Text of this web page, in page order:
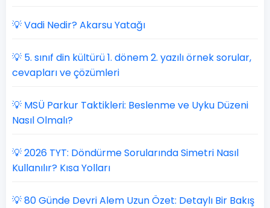
💡 Vadi Nedir? Akarsu Yatağı
💡 5. sınıf din kültürü 1. dönem 2. yazılı örnek sorular,
cevapları ve çözümleri
💡 MSÜ Parkur Taktikleri: Beslenme ve Uyku Düzeni
Nasıl Olmalı?
💡 2026 TYT: Döndürme Sorularında Simetri Nasıl
Kullanılır? Kısa Yolları
💡 80 Günde Devri Alem Uzun Özet: Detaylı Bir Bakış